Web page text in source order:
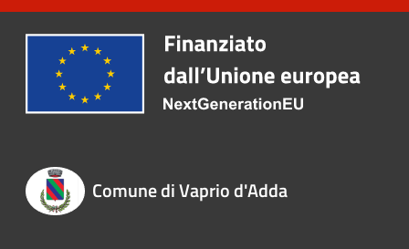
Comune di Vaprio d'Adda